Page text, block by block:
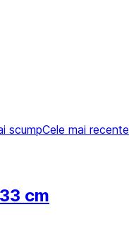
scumpCele mai recente
cm